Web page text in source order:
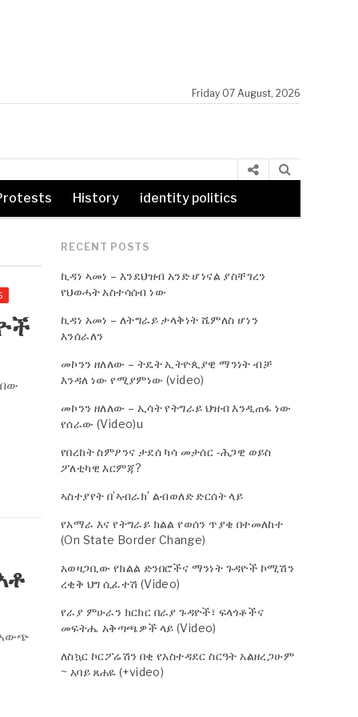
Friday 07 August, 2026
History identity politics
አውጭ
RECENT POSTS
ኪዳነ ኣመነ – እንደህዝብ አንድ ሆነናል ያስቸገረን
የህወሓት አስተሳሰብ ነው
ኪዳነ አመነ – ለትግራይ ታላቅነት ሼምለስ ሆነን
እንሰራለን
መኮንን ዘለለው – ትዴት ኢትዮጲያዊ ማንነት ብቻ
እንዳለ ነው የሚያምነው (video)
መኮንን ዘለለው – ኢሳት የትግራይ ህዝብ እንዲጠፋ ነው
የሰራው (Video)u
የበረከት ስምዖንና ታደሰ ካሳ መታሰር -ሕጋዊ ወይስ
ፖለቲካዊ እርምጃ?
ኣስተያየት በ’ኣብራክ’ ልብወለድ ድርሰት ላይ
የአማራ እና የትግራይ ክልል የወሰን ጥያቄ በተመለከተ
(On State Border Change)
አወዛጋቢው የክልል ድንበሮችና ማንነት ጉዳዮች ኮሚሽን
ረቂቅ ህግ ሲፈተሽ (Video)
የራያ ምሁራን ክርክር በራያ ጉዳዮች፣ ፍላጎቶችና
መፍትሔ አቅጣጫዎች ላይ (Video)
ለስኳር ኮርፖሬሽን በቂ የአስተዳደር ስርዓት አልዘረጋሁም
~ አባይ ጸሐዬ (+video)